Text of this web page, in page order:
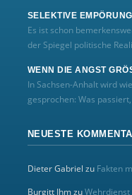
SELEKTIVE EMPÖRUNG
Es ist schon
der Spiegel politische
WENN DIE ANGST
In Sachsen-Anhalt wird
gesprochen: Was
NEUESTE
Dieter Gabriel zu Fakten
Burgitt IhmzuWehrdienst